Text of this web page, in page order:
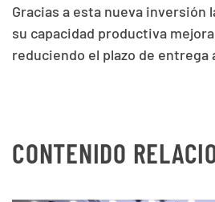
Gracias a esta nueva inversión
su capacidad productiva
reduciendo el plazo de entrega
CONTENIDO